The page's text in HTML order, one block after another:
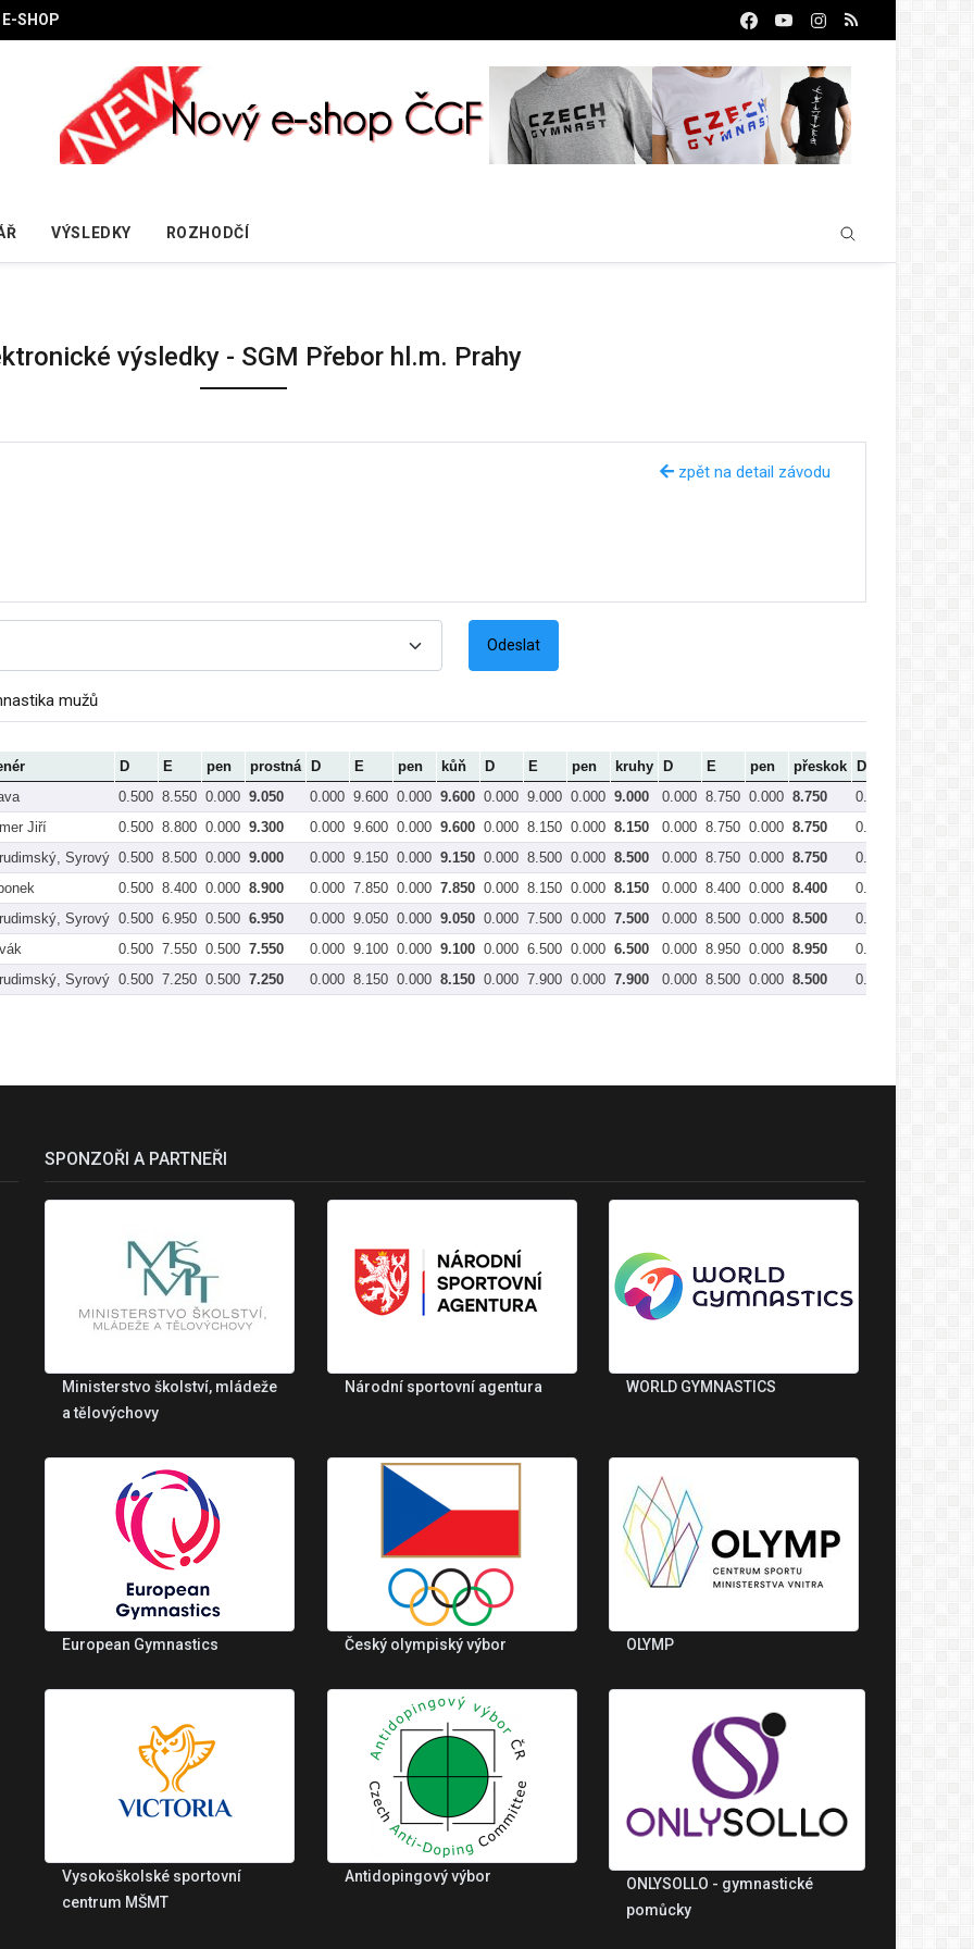
E-SHOP
VÝSLEDKY ROZHODČÍ
výsledky - SGM Přebor hl.m. Prahy
zpět na detail závodu
mužů
D E pen prostná D E pen kůň D E pen kruhy D E pen přeskok D
0.500 8.550 0.000 9.050 0.000 9.600 0.000 9.600 0.000 9.000 0.000 9.000 0.000 8.750 0.000 8.750 0.000
Jiří
0.500 8.800 0.000 9.300 0.000 9.600 0.000 9.600 0.000 8.150 0.000 8.150 0.000 8.750 0.000 8.750 0.000
Syrový 0.500 8.500 0.000 9.000 0.000 9.150 0.000 9.150 0.000 8.500 0.000 8.500 0.000 8.750 0.000 8.750 0.000
0.500 8.400 0.000 8.900 0.000 7.850 0.000 7.850 0.000 8.150 0.000 8.150 0.000 8.400 0.000 8.400 0.000
Syrový 0.500 6.950 0.500 6.950 0.000 9.050 0.000 9.050 0.000 7.500 0.000 7.500 0.000 8.500 0.000 8.500 0.000
0.500 7.550 0.500 7.550 0.000 9.100 0.000 9.100 0.000 6.500 0.000 6.500 0.000 8.950 0.000 8.950 0.000
Syrový 0.500 7.250 0.500 7.250 0.000 8.150 0.000 8.150 0.000 7.900 0.000 7.900 0.000 8.500 0.000 8.500 0.000
SPONZOŘI A PARTNEŘI
Ministerstvo školství, mládeže
a tělovýchovy
Národní sportovní agentura WORLD GYMNASTICS
European Gymnastics Český olympiský výbor OLYMP
Vysokoškolské sportovní
centrum MŠMT
Antidopingový výbor
ONLYSOLLO - gymnastické
pomůcky